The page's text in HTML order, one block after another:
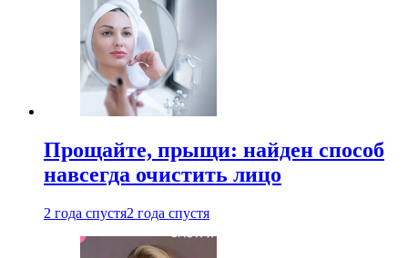
Прощайте, прыщи: найден способ
навсегда очистить лицо
2 года спустя2 года спустя